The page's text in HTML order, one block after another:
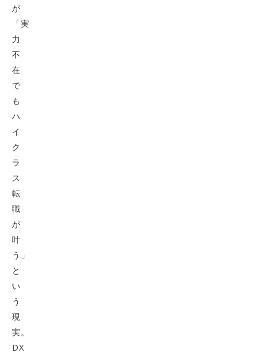
が
「実
力
不
在
で
も
ハ
イ
ク
ラ
ス
転
職
が
叶
う」
と
い
う
現
実。
DX